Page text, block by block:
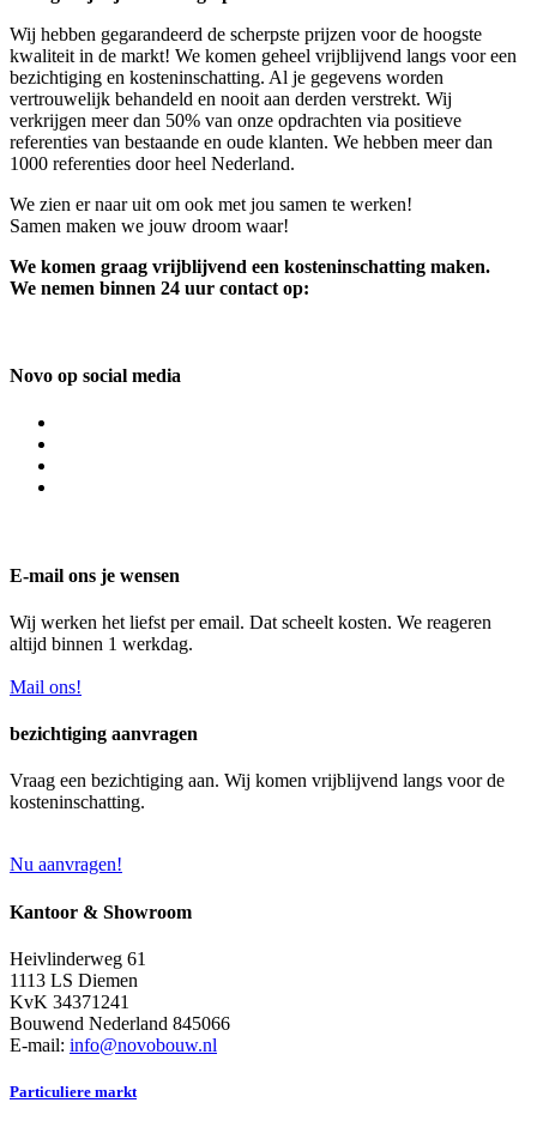
Wij hebben gegarandeerd de scherpste prijzen voor de hoogste
kwaliteit in de markt! We komen geheel vrijblijvend langs voor een
bezichtiging en kosteninschatting. Al je gegevens worden
vertrouwelijk behandeld en nooit aan derden verstrekt. Wij
verkrijgen meer dan 50% van onze opdrachten via positieve
referenties van bestaande en oude klanten. We hebben meer dan
1000 referenties door heel Nederland.
We zien er naar uit om ook met jou samen te werken!
Samen maken we jouw droom waar!
We komen graag vrijblijvend een kosteninschatting maken.
We nemen binnen 24 uur contact op:
Novo op social media
E-mail ons je wensen
Wij werken het liefst per email. Dat scheelt kosten. We reageren
altijd binnen 1 werkdag.
Mail ons!
bezichtiging aanvragen
Vraag een bezichtiging aan. Wij komen vrijblijvend langs voor de
kosteninschatting.
Nu aanvragen!
Kantoor & Showroom
Heivlinderweg 61
1113 LS Diemen
KvK 34371241
Bouwend Nederland 845066
E-mail: info@novobouw.nl
Particuliere markt